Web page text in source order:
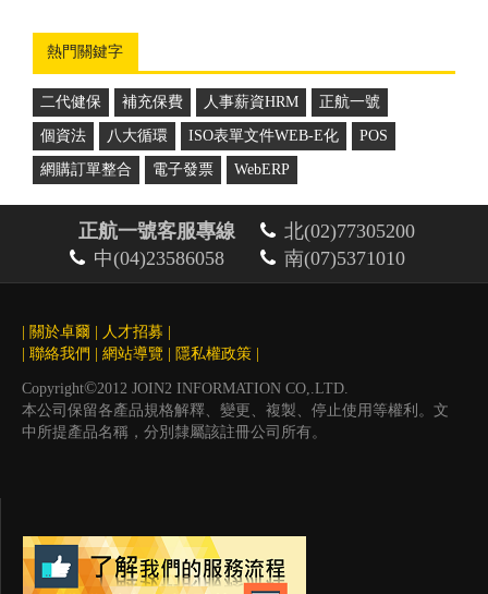
熱門關鍵字
二代健保 補充保費 人事薪資HRM 正航一號
個資法 八大循環 ISO表單文件WEB-E化 POS
網購訂單整合 電子發票 WebERP
正航一號客服專線
北(02)77305200
中(04)23586058
南(07)5371010
| 關於卓爾 | 人才招募 |
| 聯絡我們 | 網站導覽 | 隱私權政策 |
Copyright©2012 JOIN2 INFORMATION CO,.LTD.
本公司保留各產品規格解釋、變更、複製、停止使用等權利。文
中所提產品名稱，分別隸屬該註冊公司所有。